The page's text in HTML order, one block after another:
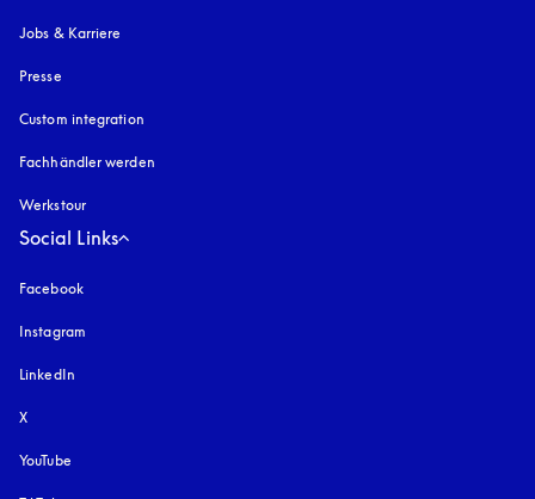
Jobs & Karriere
Presse
Custom integration
Fachhändler werden
Werkstour
Social Links
Facebook
Instagram
LinkedIn
X
YouTube